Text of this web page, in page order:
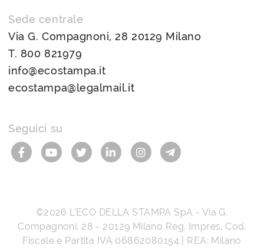
Sede centrale
Via G. Compagnoni, 28 20129 Milano
T. 800 821979
info@ecostampa.it
ecostampa@legalmail.it
Seguici su
©2026 L’ECO DELLA STAMPA SpA - Via G.
Compagnoni, 28 - 20129 Milano Reg. Impres, Cod.
Fiscale e Partita IVA 06862080154 | REA: Milano